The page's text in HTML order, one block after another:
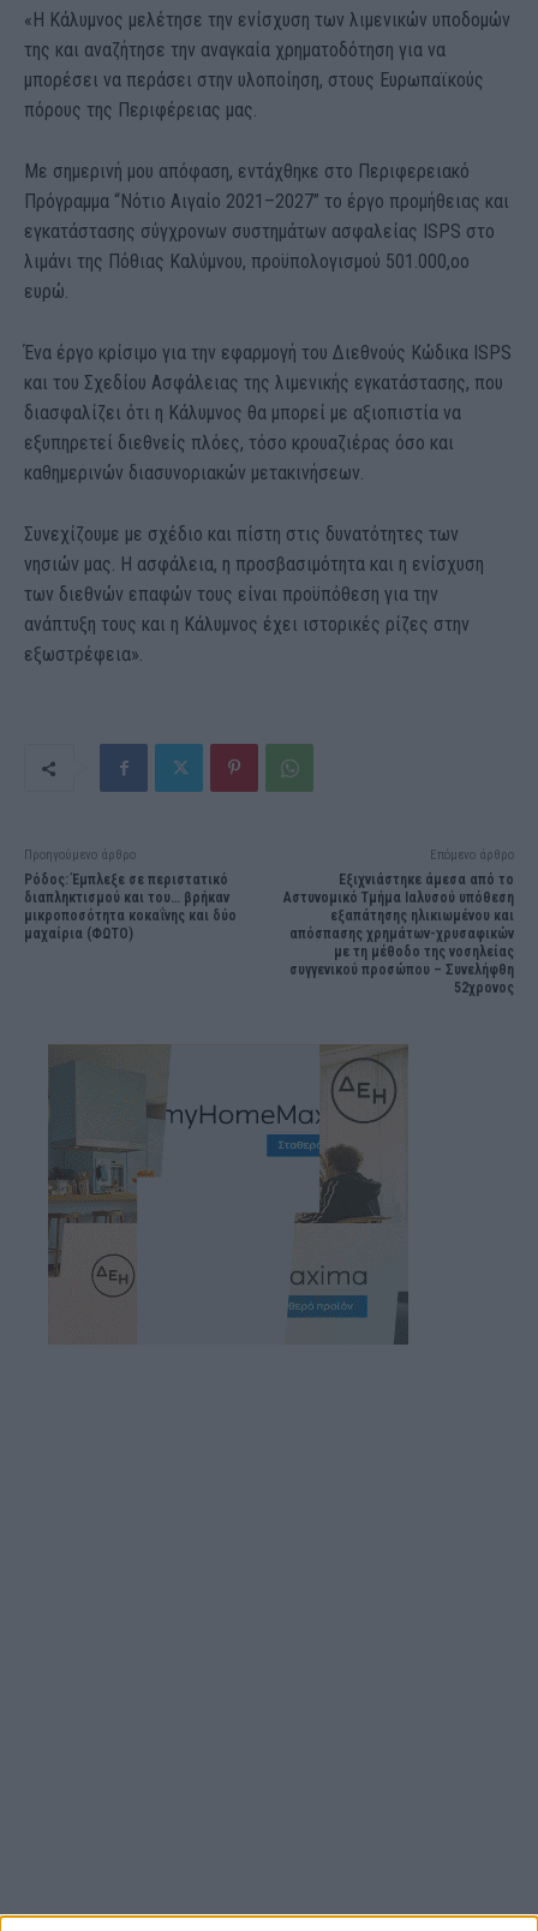
« Η Κάλυμνος μελέτησε την ενίσχυση των λιμενικών υποδομών
της και αναζήτησε την αναγκαία χρηματοδότηση για να
μπορέσει να περάσει στην υλοποίηση, στους Ευρωπαϊκούς
πόρους της Περιφέρειας μας.
Με σημερινή μου απόφαση, εντάχθηκε στο Περιφερειακό
Πρόγραμμα “Νότιο Αιγαίο 2021–2027” το έργο προμήθειας και
εγκατάστασης σύγχρονων συστημάτων ασφαλείας ISPS στο
λιμάνι της Πόθιας Καλύμνου, προϋπολογισμού 501.000,οο
ευρώ.
Ένα έργο κρίσιμο για την εφαρμογή του Διεθνούς Κώδικα ISPS
και του Σχεδίου Ασφάλειας της λιμενικής εγκατάστασης, που
διασφαλίζει ότι η Κάλυμνος θα μπορεί με αξιοπιστία να
εξυπηρετεί διεθνείς πλόες, τόσο κρουαζιέρας όσο και
καθημερινών διασυνοριακών μετακινήσεων.
Συνεχίζουμε με σχέδιο και πίστη στις δυνατότητες των
νησιών μας. Η ασφάλεια, η προσβασιμότητα και η ενίσχυση
των διεθνών επαφών τους είναι προϋπόθεση για την
ανάπτυξη τους και η Κάλυμνος έχει ιστορικές ρίζες στην
εξωστρέφεια».
Προηγούμενο άρθρο
Ρόδος: Έμπλεξε σε περιστατικό
διαπληκτισμού και του… βρήκαν
μικροποσότητα κοκαΐνης και δύο
μαχαίρια (ΦΩΤΟ)
Επόμενο άρθρο
Εξιχνιάστηκε άμεσα από το
Αστυνομικό Τμήμα Ιαλυσού υπόθεση
εξαπάτησης ηλικιωμένου και
απόσπασης χρημάτων-χρυσαφικών
με τη μέθοδο της νοσηλείας
συγγενικού προσώπου – Συνελήφθη
52χρονος